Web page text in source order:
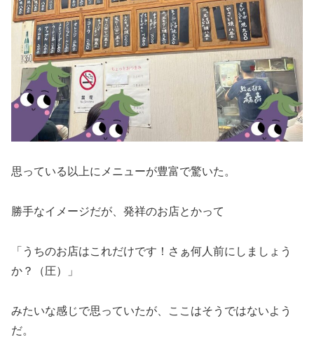
思っている以上にメニューが豊富で驚いた。
勝手なイメージだが、発祥のお店とかって
「うちのお店はこれだけです！さぁ何人前にしましょう
か？（圧）」
みたいな感じで思っていたが、ここはそうではないよう
だ。